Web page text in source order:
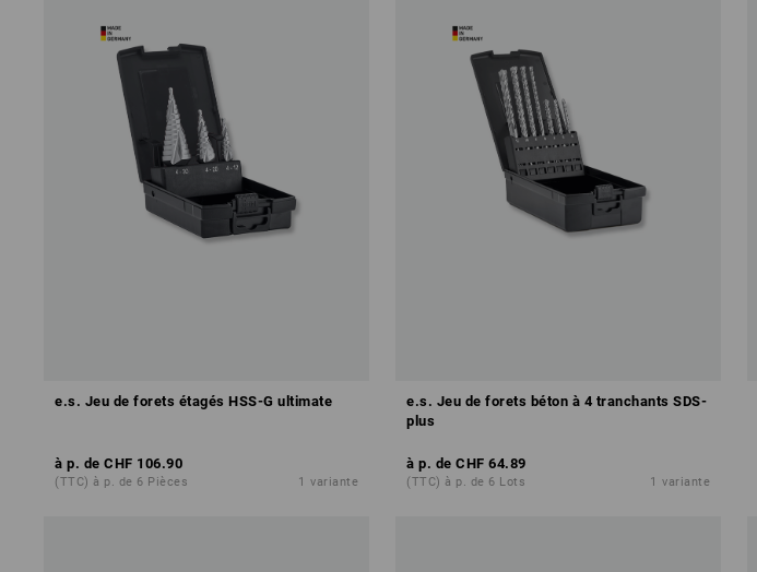
e.s. Jeu de forets étagés HSS-G ultimate
à p. de CHF 106.90
(TTC) à p. de 6 Pièces 1 variante
e.s. Jeu de forets béton à 4 tranchants SDS-
plus
à p. de CHF 64.89
(TTC) à p. de 6 Lots 1 variante